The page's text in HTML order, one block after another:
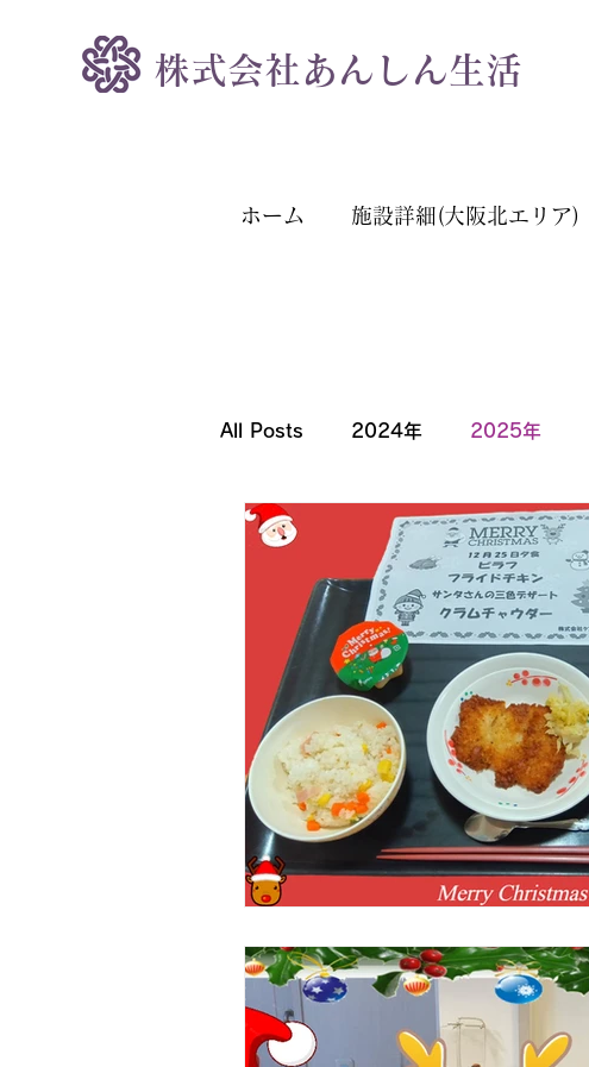
株式会社あんしん生活
ホーム 施設詳細(大阪北エリア)
All Posts 2024年 2025年